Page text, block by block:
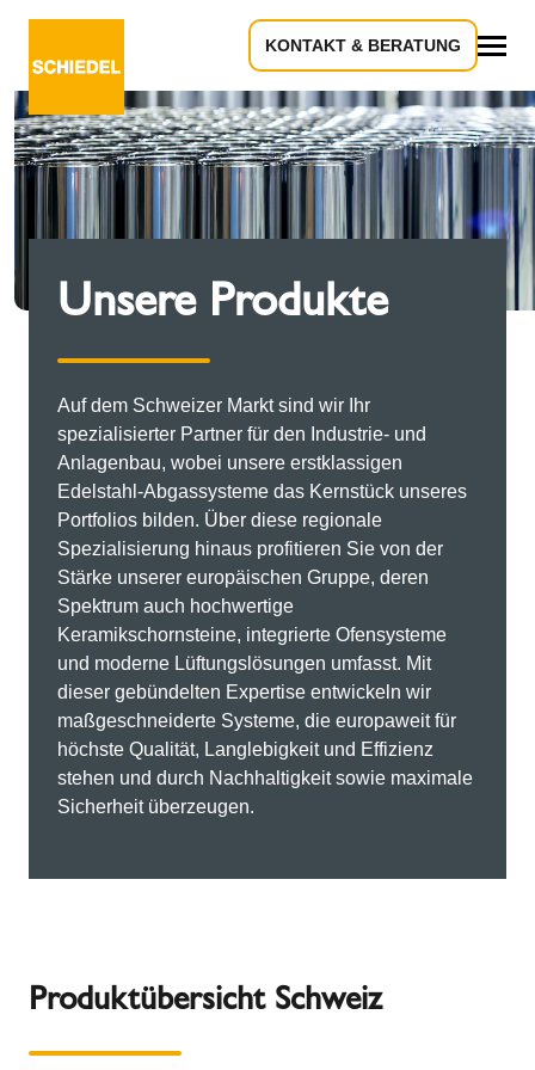
KONTAKT & BERATUNG
Unsere Produkte
Auf dem Schweizer Markt sind wir Ihr
spezialisierter Partner für den Industrie- und
Anlagenbau, wobei unsere erstklassigen
Edelstahl-Abgassysteme das Kernstück unseres
Portfolios bilden. Über diese regionale
Spezialisierung hinaus profitieren Sie von der
Stärke unserer europäischen Gruppe, deren
Spektrum auch hochwertige
Keramikschornsteine, integrierte Ofensysteme
und moderne Lüftungslösungen umfasst. Mit
dieser gebündelten Expertise entwickeln wir
maßgeschneiderte Systeme, die europaweit für
höchste Qualität, Langlebigkeit und Effizienz
stehen und durch Nachhaltigkeit sowie maximale
Sicherheit überzeugen.
Produktübersicht Schweiz